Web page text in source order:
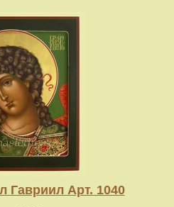
Гавриил Арт. 1040